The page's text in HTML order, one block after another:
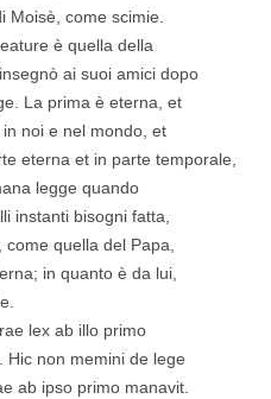
Moisè, come scimie.
è quella della
ai suoi amici dopo
La prima è eterna, et
noi e nel mondo, et
eterna et in parte temporale,
legge quando
instanti bisogni fatta,
quella del Papa,
in quanto è da lui,
lex ab illo primo
Hic non memini de lege
ab ipso primo manavit.